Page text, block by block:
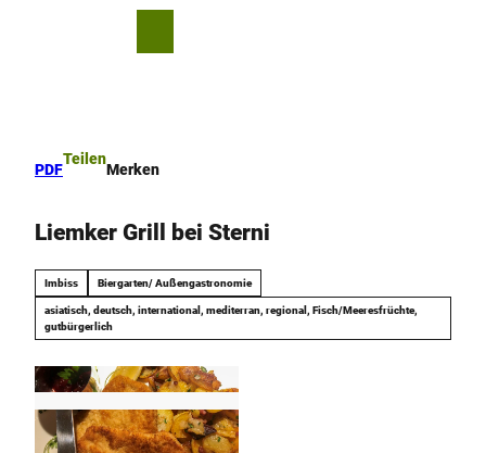
PDF
Teilen
Merken
Liemker Grill bei Sterni
Imbiss Biergarten/ Außengastronomie
asiatisch, deutsch, international, mediterran, regional, Fisch/Meeresfrüchte,
gutbürgerlich